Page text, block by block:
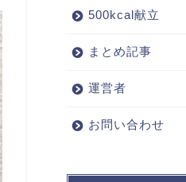
500kcal献立
まとめ記事
運営者
お問い合わせ